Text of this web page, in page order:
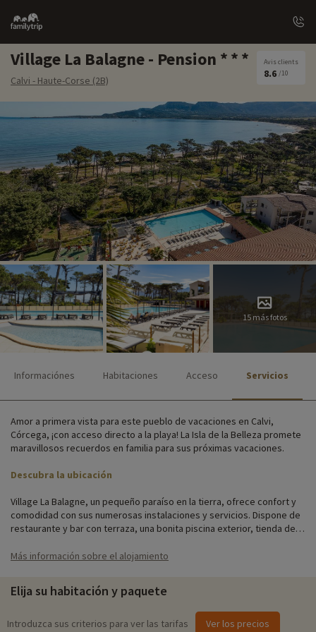
Family
trip
Village La Balagne - Pension
Calvi - Haute-Corse (2B)
Avis clients
8.6 /10
15 más fotos
Informaciónes Habitaciones Acceso Servicios
Amor a primera vista para este pueblo de vacaciones en Calvi,
Córcega, ¡con acceso directo a la playa! La Isla de la Belleza promete
maravillosos recuerdos en familia para sus próximas vacaciones.
Descubra la ubicación
Village La Balagne, un pequeño paraíso en la tierra, ofrece confort y
comodidad con sus numerosas instalaciones y servicios. Dispone de
restaurante y bar con terraza, una bonita piscina exterior, tienda de
2 lavanderías y un sinfín de actividades y entretenimiento para toda la
Las 145 confortables habitaciones, comunicadas por ascensor, están
situadas en un terreno rodeado de un bonito pinar. Algunas
habitaciones tienen una logia con 2 tumbonas para tomar el sol.
Más información sobre el alojamiento
Elija su habitación y paquete
Introduzca sus criterios para ver las tarifas Ver los precios